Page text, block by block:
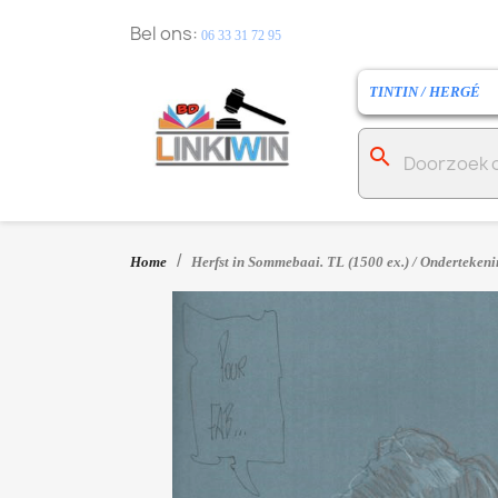
Bel ons: 06 33 31 72 95
TINTIN / HERGÉ
search
Home Herfst in Sommebaai. TL (1500 ex.) /